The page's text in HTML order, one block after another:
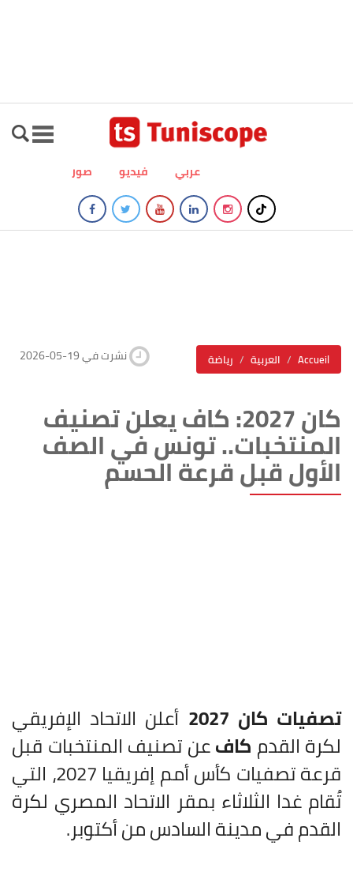
صور فيديو عربي
رياضة العربية Accueil 2026-05-19 نشرت في
كان 2027: كاف يعلن تصنيف
المنتخبات.. تونس في الصف
الأول قبل قرعة الحسم
تصفيات كان 2027 أعلن الاتحاد الإفريقي
لكرة القدم كافعن تصنيف المنتخبات قبل
قرعة تصفيات كأس أمم إفريقيا 2027، التي
تُقام غدا الثلاثاء بمقر الاتحاد المصري لكرة
القدم في مدينة السادس من أكتوبر.